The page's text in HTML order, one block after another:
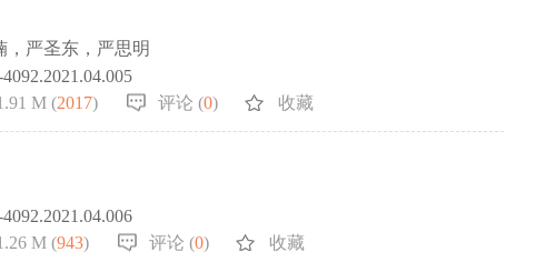
，严圣东，严思明
M (2017) 评论 (0) 收藏
M (943) 评论 (0) 收藏